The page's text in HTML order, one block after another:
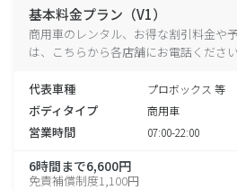
基本料金プラン（V1）
商用車のレンタル、お得な割引料金や
は、こちらから各店舗にお電話ください
代表車種 プロボックス 等
ボディタイプ 商用車
営業時間 07:00-22:00
6時間まで6,600円
免責補償制度1,100円